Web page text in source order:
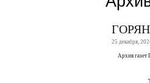
25 декабря,
Архив газет